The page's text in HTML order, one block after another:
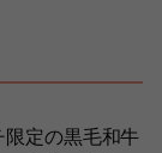
定の黒毛和牛